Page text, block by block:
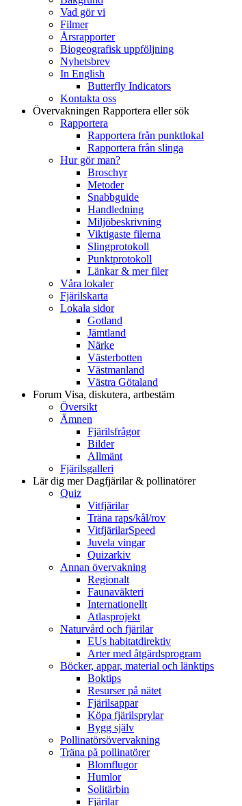
Vad gör vi
Filmer
Årsrapporter
Biogeografisk uppföljning
Nyhetsbrev
In English
Butterfly Indicators
Kontakta oss
Övervakningen Rapportera eller sök
Rapportera
Rapportera från punktlokal
Rapportera från slinga
Hur gör man?
Broschyr
Metoder
Snabbguide
Handledning
Miljöbeskrivning
Viktigaste filerna
Slingprotokoll
Punktprotokoll
Länkar & mer filer
Våra lokaler
Fjärilskarta
Lokala sidor
Gotland
Jämtland
Närke
Västerbotten
Västmanland
Västra Götaland
Forum Visa, diskutera, artbestäm
Översikt
Ämnen
Fjärilsfrågor
Bilder
Allmänt
Fjärilsgalleri
Lär dig merDagfjärilar & pollinatörer
Quiz
Vitfjärilar
Träna raps/kål/rov
VitfjärilarSpeed
Juvela vingar
Quizarkiv
Annan övervakning
Regionalt
Faunaväkteri
Internationellt
Atlasprojekt
Naturvård och fjärilar
EUs habitatdirektiv
Arter med åtgärdsprogram
Böcker, appar, material och länktips
Boktips
Resurser på nätet
Fjärilsappar
Köpa fjärilsprylar
Bygg själv
Pollinatörsövervakning
Träna på pollinatörer
Blomflugor
Humlor
Solitärbin
Fjärilar